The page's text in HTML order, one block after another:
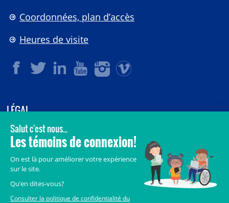
Coordonnées, plan d’accès
Heures de visite
LÉGAL
© 2006-2026CHU Sainte-Justine.
Tous droits réservés.
Crédits
Accès aux documents des organismes publics